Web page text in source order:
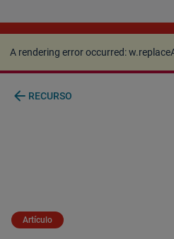
A rendering error occurred:
function.
A rendering error occurred:
arrow_back RECURSO
Artículo